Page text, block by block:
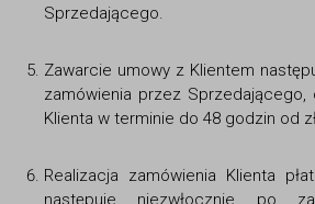
Sprzedającego.
Zawarcie umowy z Klientem
zamówienia przez
Klienta w terminie do 48 godzin od
Realizacja zamówienia Klienta
następuje niezwłocznie po